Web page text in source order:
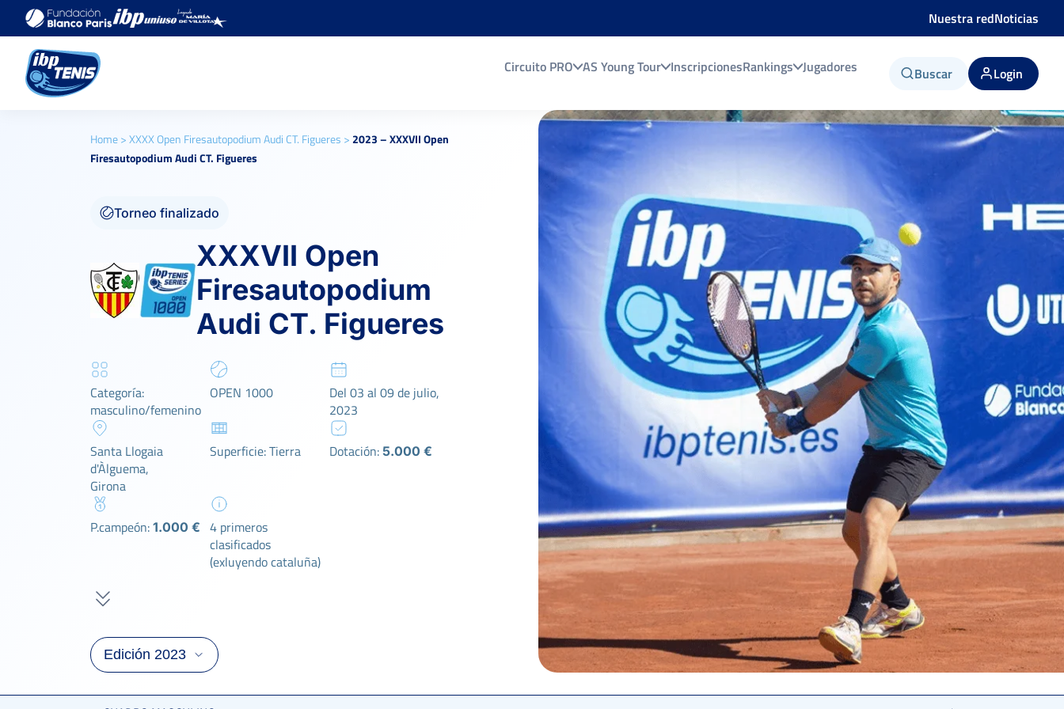
Nuestra redNoticias
Circuito PRO AS Young Tour InscripcionesRankings Jugadores Buscar Login
Home>XXXX Open Firesautopodium Audi CT. Figueres >2023 – XXXVII Open
Firesautopodium Audi CT. Figueres
Torneo finalizado
XXXVII Open
Firesautopodium
Audi CT. Figueres
Categoría:
masculino/femenino
OPEN 1000
Del 03 al 09 de julio,
2023
Santa Llogaia
d'Àlguema,
Girona
Superficie: Tierra Dotación: 5.000 €
P.campeón: 1.000 €
4 primeros
clasificados
(exluyendo cataluña)